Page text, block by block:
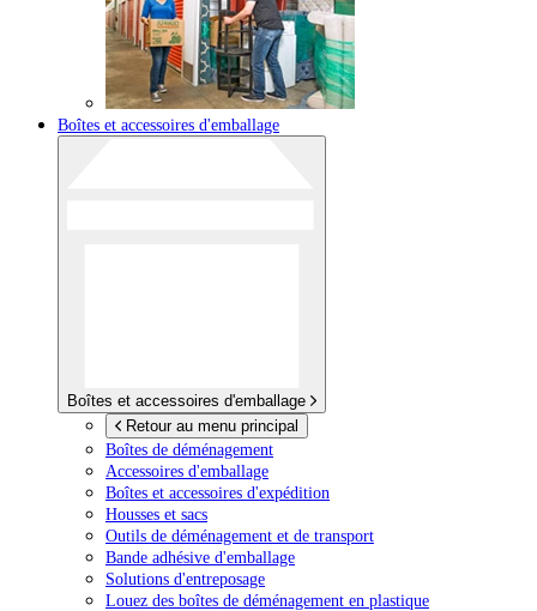
Boîtes et accessoires d'emballage
Boîtes et accessoires d'emballage
Retour au menu principal
Boîtes de déménagement
Accessoires d'emballage
Boîtes et accessoires d'expédition
Housses et sacs
Outils de déménagement et de transport
Bande adhésive d'emballage
Solutions d'entreposage
Louez des boîtes de déménagement en plastique